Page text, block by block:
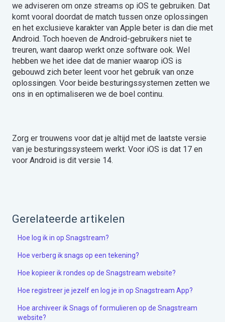
we adviseren om onze streams op iOS te gebruiken. Dat
komt vooral doordat de match tussen onze oplossingen
en het exclusieve karakter van Apple beter is dan die met
Android. Toch hoeven de Android-gebruikers niet te
treuren, want daarop werkt onze software ook. Wel
hebben we het idee dat de manier waarop iOS is
gebouwd zich beter leent voor het gebruik van onze
oplossingen. Voor beide besturingssystemen zetten we
ons in en optimaliseren we de boel continu.
Zorg er trouwens voor dat je altijd met de laatste versie
van je besturingssysteem werkt. Voor iOS is dat 17 en
voor Android is dit versie 14.
Gerelateerde artikelen
Hoe log ik in op Snagstream?
Hoe verberg ik snags op een tekening?
Hoe kopieer ik rondes op de Snagstream website?
Hoe registreer je jezelf en log je in op Snagstream App?
Hoe archiveer ik Snags of formulieren op de Snagstream
website?